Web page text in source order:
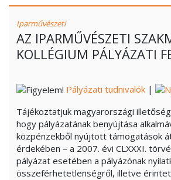
Iparművészeti
AZ IPARMŰVÉSZETI
KOLLÉGIUM PÁLYÁZATI
Pályázati tudnivalók |
Tájékoztatjuk magyarországi
hogy pályázatának benyújtása
közpénzekből nyújtott támogatások
érdekében – a 2007. évi CLXXXI.
pályázat esetében a pályázónak
összeférhetetlenségről, illetve